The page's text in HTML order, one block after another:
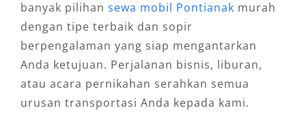
memilih layanan harian 24 jam, mingguan,
bahkan bulanan, sesuai kebutuhan mobilitas
Anda. Pilihan sewa Fortuner lepas kunci juga
tersedia bagi pelanggan yang lebih nyaman
mengendarai sendiri. Sementara itu, layanan
antar jemput Fortuner ke Bandara Supadio
banyak pilihan sewa mobil Pontianak murah
dengan tipe terbaik dan sopir
berpengalaman yang siap mengantarkan
Anda ketujuan. Perjalanan bisnis, liburan,
atau acara pernikahan serahkan semua
urusan transportasi Anda kepada kami.